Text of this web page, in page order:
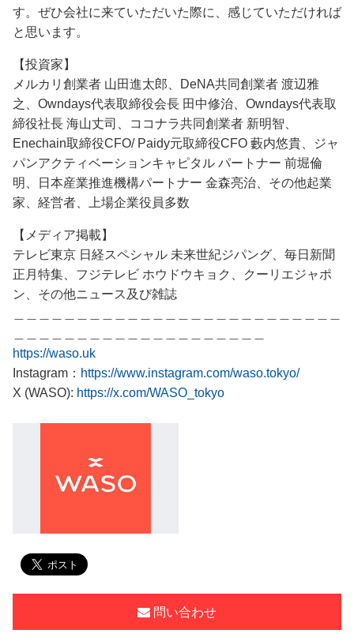
す。ぜひ会社に来ていただいた際に、感じていただければ
と思います。
【投資家】
メルカリ創業者 山田進太郎、DeNA共同創業者 渡辺雅
之、Owndays代表取締役会長 田中修治、Owndays代表取
締役社長 海山丈司、ココナラ共同創業者 新明智、
Enechain取締役CFO/ Paidy元取締役CFO 藪内悠貴、ジャ
パンアクティベーションキャピタル パートナー 前堀倫
明、日本産業推進機構パートナー 金森亮治、その他起業
家、経営者、上場企業役員多数
【メディア掲載】
テレビ東京 日経スペシャル 未来世紀ジパング、毎日新聞
正月特集、フジテレビ ホウドウキョク、クーリエジャポ
ン、その他ニュース及び雑誌
https://waso.uk
Instagram： https://www.instagram.com/waso.tokyo/
X (WASO): https://x.com/WASO_tokyo
問い合わせ